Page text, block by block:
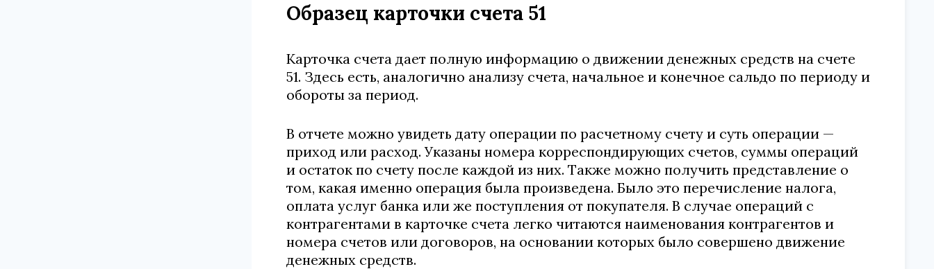
Образец карточки счета 51
Карточка счета дает полную информацию о движении денежных средств на счете
51. Здесь есть, аналогично анализу счета, начальное и конечное сальдо по периоду и
обороты за период.
В отчете можно увидеть дату операции по расчетному счету и суть операции —
приход или расход. Указаны номера корреспондирующих счетов, суммы операций
и остаток по счету после каждой из них. Также можно получить представление о
том, какая именно операция была произведена. Было это перечисление налога,
оплата услуг банка или же поступления от покупателя. В случае операций с
контрагентами в карточке счета легко читаются наименования контрагентов и
номера счетов или договоров, на основании которых было совершено движение
денежных средств.